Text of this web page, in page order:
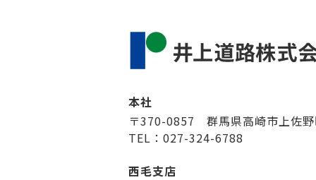
本社
〒370-0857 群馬県高崎市上佐
TEL：027-324-6788
西毛支店